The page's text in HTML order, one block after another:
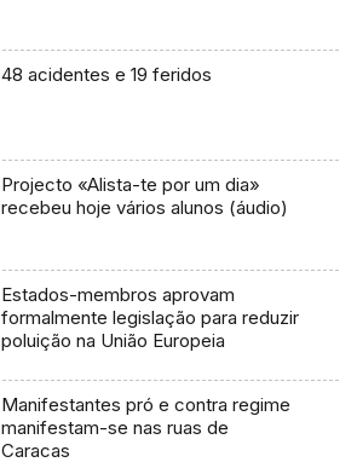
48 acidentes e 19 feridos
Projecto «Alista-te por um dia»
recebeu hoje vários alunos (áudio)
Estados-membros aprovam
formalmente legislação para reduzir
poluição na União Europeia
Manifestantes pró e contra regime
manifestam-se nas ruas de
Caracas